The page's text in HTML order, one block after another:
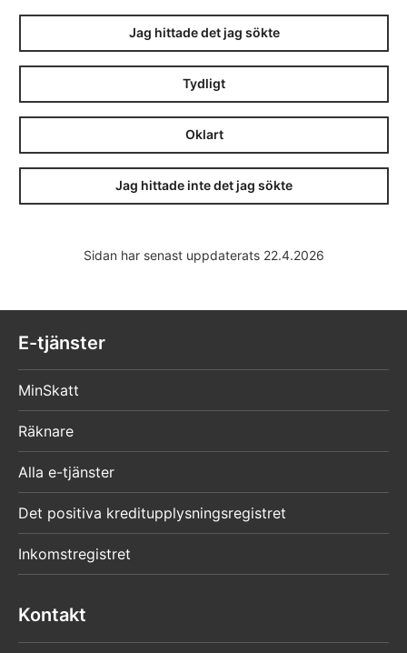
Jag hittade det jag sökte
Tydligt
Oklart
Jag hittade inte det jag sökte
Sidan har senast uppdaterats 22.4.2026
E-tjänster
MinSkatt
Räknare
Alla e-tjänster
Det positiva kreditupplysningsregistret
Inkomstregistret
Kontakt